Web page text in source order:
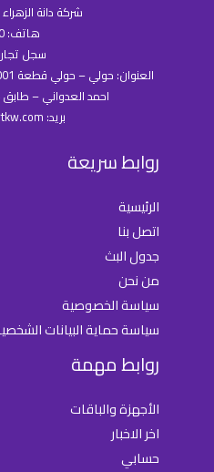
شركة دانة
هاتف: 57556460
سجل تجاري:
احمد العدواني – طابق 4 – مكتب تجاري رقم 20
بريد: info@bensportkw.com
روابط سريعة
الرئيسية
اتصل بنا
جدول البث
من نحن
سياسة الخصوصية
سياسة حماية البيانات
روابط مهمة
الأجهزة والباقات
اخر الاخبار
حسابي